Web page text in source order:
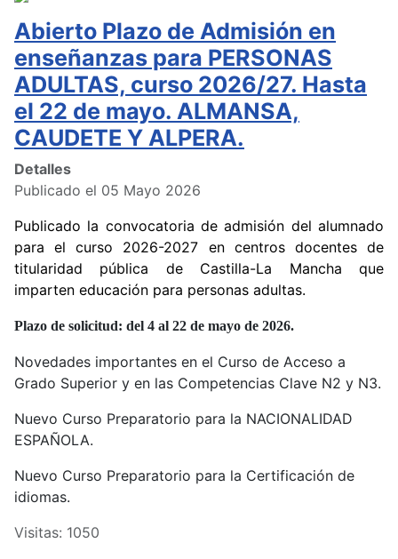
Abierto Plazo de Admisión en
enseñanzas para PERSONAS
ADULTAS, curso 2026/27. Hasta
el 22 de mayo. ALMANSA,
CAUDETE Y ALPERA.
Detalles
Publicado el 05 Mayo 2026
Publicado la convocatoria de admisión del alumnado
para el curso 2026-2027 en centros docentes de
titularidad pública de Castilla-La Mancha que
imparten educación para personas adultas.
Plazo de solicitud: del 4 al 22 de mayo de 2026.
Novedades importantes en el Curso de Acceso a
Grado Superior y en las Competencias Clave N2 y N3.
Nuevo Curso Preparatorio para la NACIONALIDAD
ESPAÑOLA.
Nuevo Curso Preparatorio para la Certificación de
idiomas.
Visitas: 1050